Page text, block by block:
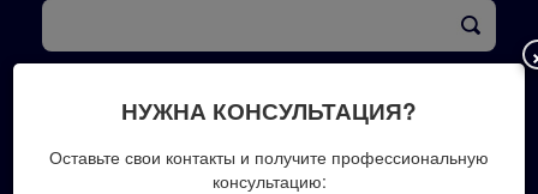
+7(423)202-51-00
НУЖНА КОНСУЛЬТАЦИЯ?
Оставьте свои контакты и получите профессиональную
консультацию: